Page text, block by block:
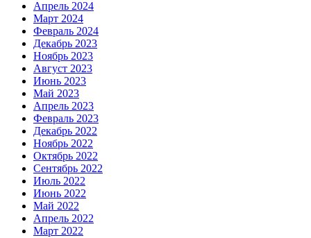
Апрель 2024
Март 2024
Февраль 2024
Декабрь 2023
Ноябрь 2023
Август 2023
Июнь 2023
Май 2023
Апрель 2023
Февраль 2023
Декабрь 2022
Ноябрь 2022
Октябрь 2022
Сентябрь 2022
Июль 2022
Июнь 2022
Май 2022
Апрель 2022
Март 2022